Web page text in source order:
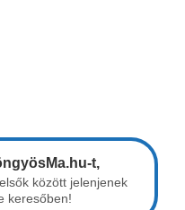
t,
között jelenjenek
keresőben!